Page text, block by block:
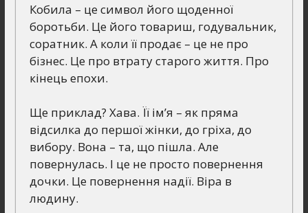
Кобила – це символ його щоденної
боротьби. Це його товариш, годувальник,
соратник. А коли її продає – це не про
бізнес. Це про втрату старого життя. Про
кінець епохи.
Ще приклад? Хава. Її ім’я – як пряма
відсилка до першої жінки, до гріха, до
вибору. Вона – та, що пішла. Але
повернулась. І це не просто повернення
дочки. Це повернення надії. Віра в
людину.